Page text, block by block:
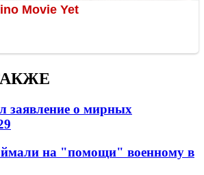
заявление о мирных
на "помощи" военному в